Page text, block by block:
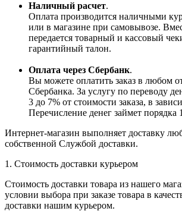
Наличный расчет.
Оплата производится наличными
или в магазине при самовывозе.
передается товарный и кассовый
гарантийный талон.
Оплата через Сбербанк.
Вы можете оплатить заказ в любом
Сбербанка. За услугу по переводу
3 до 7% от стоимости заказа, в
Перечисление денег займет порядка
Интернет-магазин выполняет доставку
собственной Службой доставки.
1. Стоимость доставки курьером
Стоимость доставки товара из нашего
условии выбора при заказе товара в
доставки нашим курьером.